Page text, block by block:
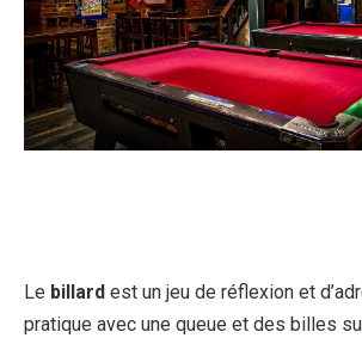
Le billard est un jeu de réflexion et
pratique avec une queue et des billes